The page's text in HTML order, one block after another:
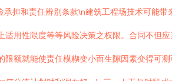
担和责任辨别条款\n建筑工程场技术可能
适用性限度等等风险决策之权限。合同不但
限额就能使责任模糊变小而生隙因素变得可